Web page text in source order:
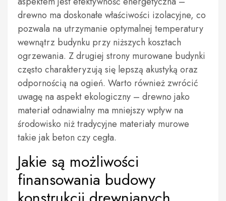
drewno ma doskonałe właściwości izolacyjne, co
pozwala na utrzymanie optymalnej temperatury
wewnątrz budynku przy niższych kosztach
ogrzewania. Z drugiej strony murowane budynki
często charakteryzują się lepszą akustyką oraz
odpornością na ogień. Warto również zwrócić
uwagę na aspekt ekologiczny – drewno jako
materiał odnawialny ma mniejszy wpływ na
środowisko niż tradycyjne materiały murowe
takie jak beton czy cegła.
Jakie są możliwości
finansowania budowy